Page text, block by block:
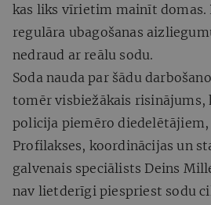
kas liks vīrietim mainīt domas.
regulāra ubagošanas
nedraud ar reālu sodu.
Soda nauda par šādu
tomēr visbiežākais risinājums,
policija piemēro
Profilakses, koordinācijas un
galvenais speciālists Deins
nav lietderīgi piespriest sodu